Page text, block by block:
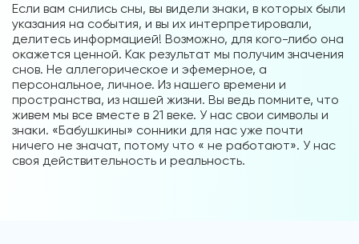
Если вам снились сны, вы видели знаки, в которых были
указания на события, и вы их интерпретировали,
делитесь информацией! Возможно, для кого-либо она
окажется ценной. Как результат мы получим значения
снов. Не аллегорическое и эфемерное, а
персональное, личное. Из нашего времени и
пространства, из нашей жизни. Вы ведь помните, что
живем мы все вместе в 21 веке. У нас свои символы и
знаки. «Бабушкины» сонники для нас уже почти
ничего не значат, потому что « не работают». У нас
своя действительность и реальность.